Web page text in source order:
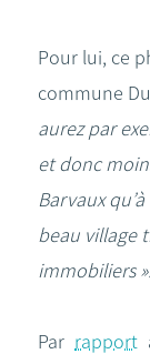
Pour lui, ce
commune
aurez par
et donc
Barvaux
beau village
immobiliers ».
Par rapport